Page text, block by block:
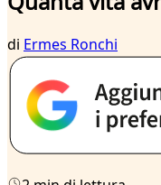
di Ermes Ronchi